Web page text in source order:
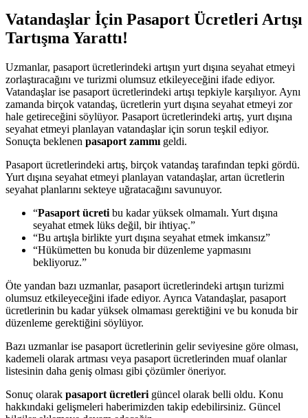
Vatandaşlar İçin Pasaport Ücretleri Artışı
Tartışma Yarattı!
Uzmanlar, pasaport ücretlerindeki artışın yurt dışına seyahat etmeyi
zorlaştıracağını ve turizmi olumsuz etkileyeceğini ifade ediyor.
Vatandaşlar ise pasaport ücretlerindeki artışı tepkiyle karşılıyor. Aynı
zamanda birçok vatandaş, ücretlerin yurt dışına seyahat etmeyi zor
hale getireceğini söylüyor. Pasaport ücretlerindeki artış, yurt dışına
seyahat etmeyi planlayan vatandaşlar için sorun teşkil ediyor.
Sonuçta beklenen pasaport zammı geldi.
Pasaport ücretlerindeki artış, birçok vatandaş tarafından tepki gördü.
Yurt dışına seyahat etmeyi planlayan vatandaşlar, artan ücretlerin
seyahat planlarını sekteye uğratacağını savunuyor.
“Pasaport ücreti bu kadar yüksek olmamalı. Yurt dışına
seyahat etmek lüks değil, bir ihtiyaç.”
“Bu artışla birlikte yurt dışına seyahat etmek imkansız”
“Hükümetten bu konuda bir düzenleme yapmasını
bekliyoruz.”
Öte yandan bazı uzmanlar, pasaport ücretlerindeki artışın turizmi
olumsuz etkileyeceğini ifade ediyor. Ayrıca Vatandaşlar, pasaport
ücretlerinin bu kadar yüksek olmaması gerektiğini ve bu konuda bir
düzenleme gerektiğini söylüyor.
Bazı uzmanlar ise pasaport ücretlerinin gelir seviyesine göre olması,
kademeli olarak artması veya pasaport ücretlerinden muaf olanlar
listesinin daha geniş olması gibi çözümler öneriyor.
Sonuç olarak pasaport ücretleri güncel olarak belli oldu. Konu
hakkındaki gelişmeleri haberimizden takip edebilirsiniz. Güncel